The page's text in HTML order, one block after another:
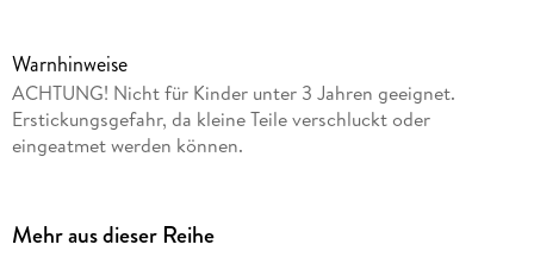
liefert Ideen, wie die ReBotz-Bauteile kombinierbar sind und
zeigt, wie mit kleinen Experimenten die Bewegung der Robos
geändert werden kann. Der KOSMOS Experimentierkasten
mit Pitti gehört zu der Reihe ReBotz - die Robo-Gang vom
Schrottplatz mischt mit kuriosen Bewegungs-Kunststücken
sind nötig um den lustigen ReBot aufzubauen. Schnell noch
Warnhinweise
ACHTUNG! Nicht für Kinder unter 3 Jahren geeignet.
Erstickungsgefahr, da kleine Teile verschluckt oder
eingeatmet werden können.
Mehr aus dieser Reihe